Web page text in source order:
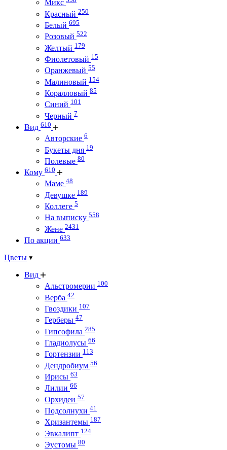
Микс
Красный 250
Белый 695
Розовый 522
Желтый 179
Фиолетовый 15
Оранжевый 55
Малиновый 154
Коралловый 85
Синий 101
Черный 7
Вид 610
Авторские 6
Букеты дня 19
Полевые 80
Кому 610
Маме 48
Девушке 189
Коллеге 5
На выписку 558
Жене 2431
По акции 633
Цветы
Вид
Альстромерии 100
Верба 42
Гвоздики 107
Герберы 47
Гипсофила 285
Гладиолусы 66
Гортензии 113
Дендробиум 56
Ирисы 63
Лилии 66
Орхидеи 57
Подсолнухи 41
Хризантемы 187
Эвкалипт 124
Эустомы 80